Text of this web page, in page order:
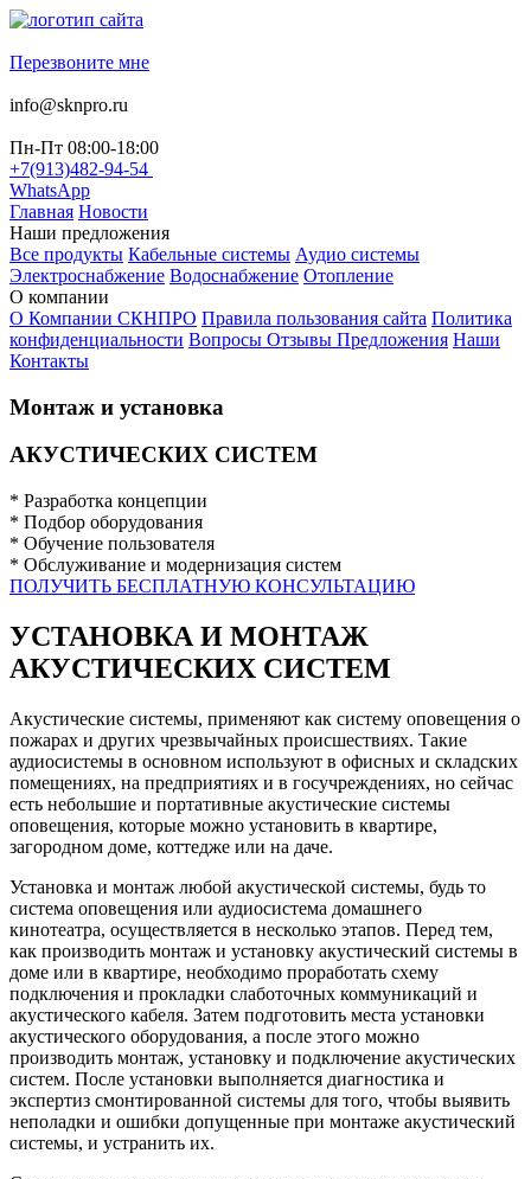
Перезвоните мне
info@sknpro.ru
Пн-Пт 08:00-18:00
+7(913)482-94-54
WhatsApp
Главная Новости
Наши предложения
Все продукты Кабельные системы Аудио системы
Электроснабжение Водоснабжение Отопление
О компании
О Компании СКНПРО Правила пользования сайта Политика
конфиденциальности Вопросы Отзывы Предложения Наши
Контакты
Монтаж и установка
АКУСТИЧЕСКИХ СИСТЕМ
* Разработка концепции
* Подбор оборудования
* Обучение пользователя
* Обслуживание и модернизация систем
ПОЛУЧИТЬ БЕСПЛАТНУЮ КОНСУЛЬТАЦИЮ
УСТАНОВКА И МОНТАЖ
АКУСТИЧЕСКИХ СИСТЕМ
Акустические системы, применяют как систему оповещения о
пожарах и других чрезвычайных происшествиях. Такие
аудиосистемы в основном используют в офисных и складских
помещениях, на предприятиях и в госучреждениях, но сейчас
есть небольшие и портативные акустические системы
оповещения, которые можно установить в квартире,
загородном доме, коттедже или на даче.
Установка и монтаж любой акустической системы, будь то
система оповещения или аудиосистема домашнего
кинотеатра, осуществляется в несколько этапов. Перед тем,
как производить монтаж и установку акустический системы в
доме или в квартире, необходимо проработать схему
подключения и прокладки слаботочных коммуникаций и
акустического кабеля. Затем подготовить места установки
акустического оборудования, а после этого можно
производить монтаж, установку и подключение акустических
систем. После установки выполняется диагностика и
экспертиз смонтированной системы для того, чтобы выявить
неполадки и ошибки допущенные при монтаже акустический
системы, и устранить их.